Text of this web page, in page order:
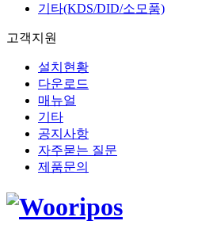
기타(KDS/DID/소모품)
고객지원
설치현황
다운로드
매뉴얼
기타
공지사항
자주묻는 질문
제품문의